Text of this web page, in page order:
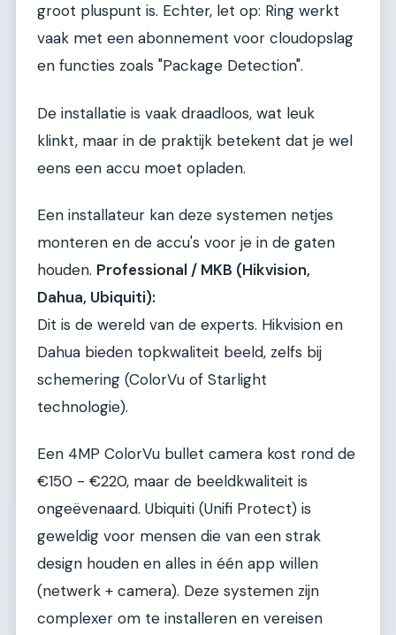
groot pluspunt is. Echter, let op: Ring werkt
vaak met een abonnement voor cloudopslag
en functies zoals "Package Detection".
De installatie is vaak draadloos, wat leuk
klinkt, maar in de praktijk betekent dat je wel
eens een accu moet opladen.
Een installateur kan deze systemen netjes
monteren en de accu's voor je in de gaten
houden. Professional / MKB (Hikvision,
Dahua, Ubiquiti):
Dit is de wereld van de experts. Hikvision en
Dahua bieden topkwaliteit beeld, zelfs bij
schemering (ColorVu of Starlight
technologie).
Een 4MP ColorVu bullet camera kost rond de
€150 - €220, maar de beeldkwaliteit is
ongeëvenaard. Ubiquiti (Unifi Protect) is
geweldig voor mensen die van een strak
design houden en alles in één app willen
(netwerk + camera). Deze systemen zijn
complexer om te installeren en vereisen